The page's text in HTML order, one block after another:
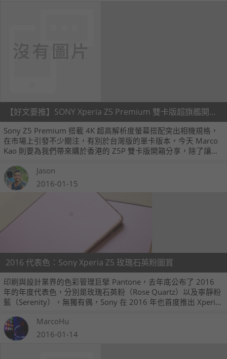
【好文要推】SONY Xperia Z5 Premium 雙卡版超旗艦開箱 by Marco Kao
Sony Z5 Premium 搭載 4K 超高解析度螢幕搭配突出相機規格，
在市場上引發不少關注，有別於台灣版的單卡版本，今天 Marco
Kao 則要為我們帶來購於香港的 Z5P 雙卡版開箱分享，除了讓大
量的實拍照片要跟大家分享，正準備購入 Z5 Premium 的朋友，
別忘了先參考這篇喔！
Jason
2016-01-15
2016 代表色：Sony Xperia Z5 玫瑰石英粉圖賞
印刷與設計業界的色彩管理巨擘 Pantone，去年底公布了 2016
年的年度代表色，分別是玫瑰石英粉（Rose Quartz）以及寧靜粉
藍（Serenity），無獨有偶，Sony 在 2016 年也首度推出 Xperia
石英粉。昨日在 Sony 的媒體活動中，我們也首度看到這款新色款
式，現在就跟大家分享。
MarcoHu
2016-01-14